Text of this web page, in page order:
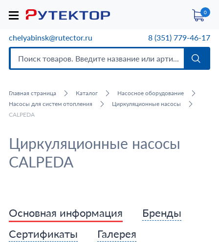
0
chelyabinsk@rutector.ru 8 (351) 779-46-17
Главная страница Каталог
Насосное оборудование
Насосы для систем отопления
Циркуляционные насосы
CALPEDA
Циркуляционные насосы
CALPEDA
Основная информация
Бренды
Сертификаты
Галерея